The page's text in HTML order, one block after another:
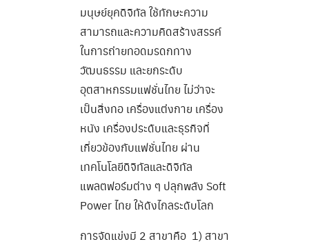
มนุษย์ยุคดิจิทัล ใช้ทักษะความ
สามารถและความคิดสร้างสรรค์
ในการถ่ายทอดมรดกทาง
วัฒนธรรม และยกระดับ
อุตสาหกรรมแฟชั่นไทย ไม่ว่าจะ
เป็นสิ่งทอ เครื่องแต่งกาย เครื่อง
หนัง เครื่องประดับและธุรกิจที่
เกี่ยวข้องกับแฟชั่นไทย ผ่าน
เทคโนโลยีดิจิทัลและดิจิทัล
แพลตฟอร์มต่าง ๆ ปลุกพลัง Soft
Power ไทย ให้ดังไกลระดับโลก
การจัดแข่งมี 2 สาขาคือ 1) สาขา